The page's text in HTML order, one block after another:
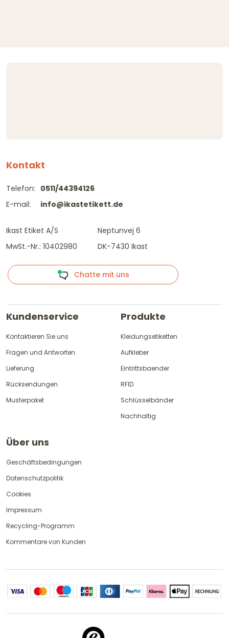
Kontakt
Telefon:
E-mail:
0511/44394126
info@ikastetikett.de
Ikast Etiket A/S
MwSt.-Nr.: 10402980
Neptunvej 6
DK-7430 Ikast
Chatte mit uns
Kundenservice
Kontaktieren Sie uns
Fragen und Antworten
Lieferung
Rücksendungen
Musterpaket
Produkte
Kleidungsetiketten
Aufkleber
Eintrittsbaender
RFID
Schlüsselbänder
Nachhaltig
Über uns
Geschäftsbedingungen
Datenschutzpolitik
Cookies
Impressum
Recycling-Programm
Kommentare von Kunden